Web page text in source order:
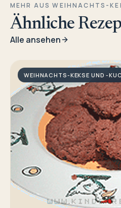
MEHR AUS WEIHNACHTS-
Ähnliche
Alle ansehen
WEIHNACHTS-KEKSE UND -